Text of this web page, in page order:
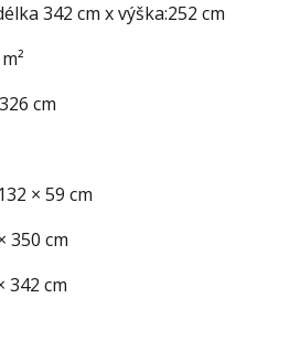
342 cm x výška:252 cm
cm
× 59 cm
350 cm
342 cm